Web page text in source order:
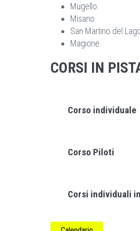
Mugello
Misano
San Martino del
Magione
CORSI IN
Corso individuale
Corso Piloti
Corsi individuali